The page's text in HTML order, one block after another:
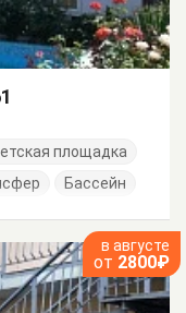
площадка
Бассейн
в августе
от 2800₽